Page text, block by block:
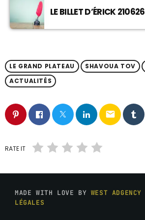
LE BILLET D’ÉRICK 210626
LE GRAND PLATEAU SHAVOUA TOV
ACTUALITÉS
email
RATE IT
MADE WITH LOVE BY WEST ADGENCY
LÉGALES